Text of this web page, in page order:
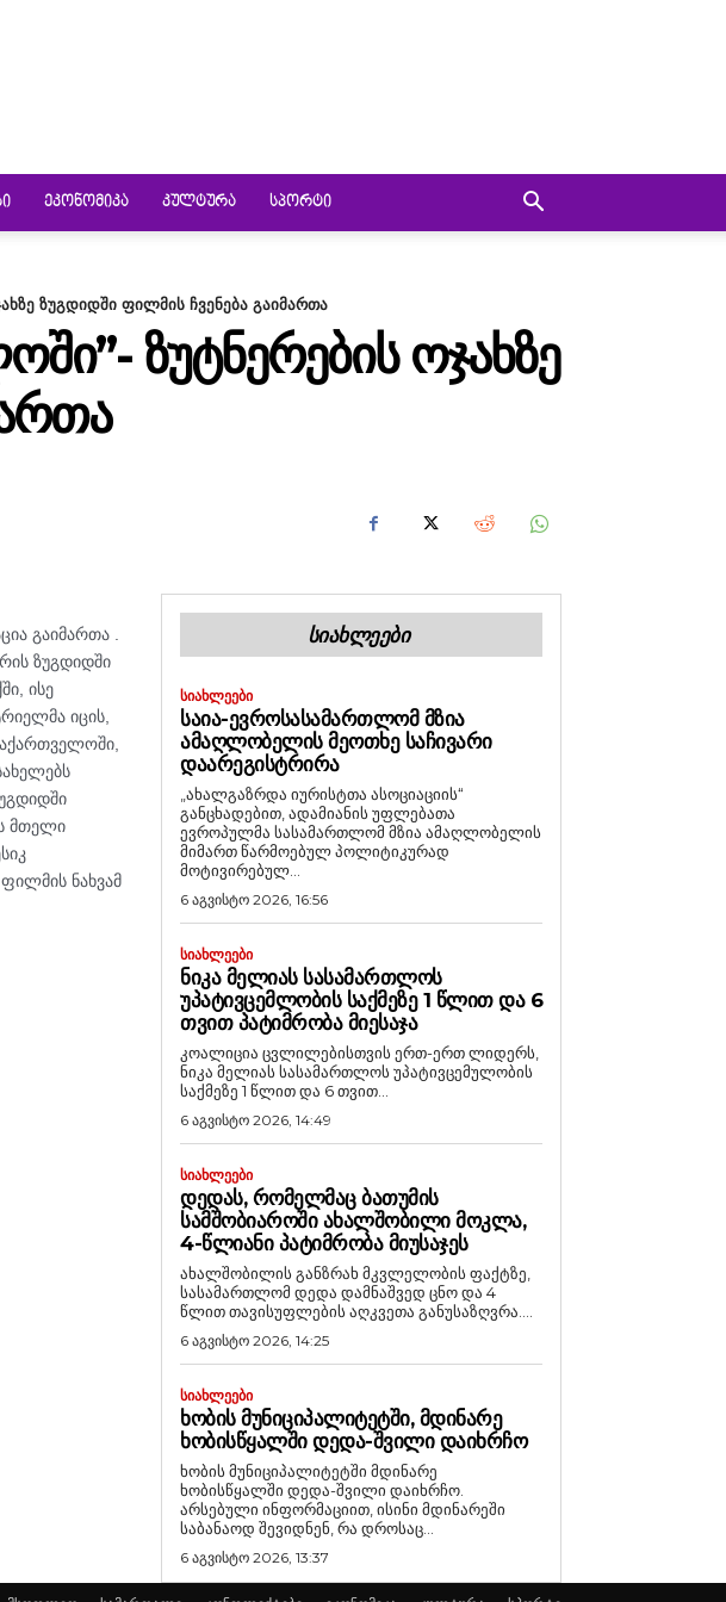
ᲔᲙᲝᲜᲝᲛᲘᲙᲐ ᲙᲣᲚᲢᲣᲠᲐ ᲡᲞᲝᲠᲢᲘ
ზუგდიდში ფილმის ჩვენება გაიმართა
ᲖᲣᲢᲜᲔᲠᲔᲑᲘᲡ ᲝᲯᲐᲮᲖᲔ
გაიმართა .
ზუგდიდში
ისე
იცის,
მთელი
ნახვამ
ᲡᲘᲐᲮᲚᲔᲔᲑᲘ
ᲡᲘᲐᲮᲚᲔᲔᲑᲘ
ᲡᲐᲘᲐ-ᲔᲕᲠᲝᲡᲐᲡᲐᲛᲐᲠᲗᲚᲝᲛ ᲛᲖᲘᲐ
ᲐᲛᲐᲦᲚᲝᲑᲔᲚᲘᲡ ᲛᲔᲝᲗᲮᲔ ᲡᲐᲩᲘᲕᲐᲠᲘ
ᲓᲐᲐᲠᲔᲒᲘᲡᲢᲠᲘᲠᲐ
„ახალგაზრდა იურისტთა ასოციაციის“
განცხადებით, ადამიანის უფლებათა
ევროპულმა სასამართლომ მზია ამაღლობელის
მიმართ წარმოებულ პოლიტიკურად
მოტივირებულ...
6 აგვისტო 2026, 16:56
ᲡᲘᲐᲮᲚᲔᲔᲑᲘ
ᲜᲘᲙᲐ ᲛᲔᲚᲘᲐᲡ ᲡᲐᲡᲐᲛᲐᲠᲗᲚᲝᲡ
ᲣᲞᲐᲢᲘᲕᲪᲔᲛᲚᲝᲑᲘᲡ ᲡᲐᲥᲛᲔᲖᲔ 1 ᲬᲚᲘᲗ ᲓᲐ 6
ᲗᲕᲘᲗ ᲞᲐᲢᲘᲛᲠᲝᲑᲐ ᲛᲘᲔᲡᲐᲯᲐ
კოალიცია ცვლილებისთვის ერთ-ერთ ლიდერს,
ნიკა მელიას სასამართლოს უპატივცემულობის
საქმეზე 1 წლით და 6 თვით...
6 აგვისტო 2026, 14:49
ᲡᲘᲐᲮᲚᲔᲔᲑᲘ
ᲓᲔᲓᲐᲡ, ᲠᲝᲛᲔᲚᲛᲐᲪ ᲑᲐᲗᲣᲛᲘᲡ
ᲡᲐᲛᲨᲝᲑᲘᲐᲠᲝᲨᲘ ᲐᲮᲐᲚᲨᲝᲑᲘᲚᲘ ᲛᲝᲙᲚᲐ,
4-ᲬᲚᲘᲐᲜᲘ ᲞᲐᲢᲘᲛᲠᲝᲑᲐ ᲛᲘᲣᲡᲐᲯᲔᲡ
ახალშობილის განზრახ მკვლელობის ფაქტზე,
სასამართლომ დედა დამნაშვედ ცნო და 4
წლით თავისუფლების აღკვეთა განუსაზღვრა....
6 აგვისტო 2026, 14:25
ᲡᲘᲐᲮᲚᲔᲔᲑᲘ
ᲮᲝᲑᲘᲡ ᲛᲣᲜᲘᲪᲘᲞᲐᲚᲘᲢᲔᲢᲨᲘ, ᲛᲓᲘᲜᲐᲠᲔ
ᲮᲝᲑᲘᲡᲬᲧᲐᲚᲨᲘ ᲓᲔᲓᲐ-ᲨᲕᲘᲚᲘ ᲓᲐᲘᲮᲠᲩᲝ
ხობის მუნიციპალიტეტში მდინარე
ხობისწყალში დედა-შვილი დაიხრჩო.
არსებული ინფორმაციით, ისინი მდინარეში
საბანაოდ შევიდნენ, რა დროსაც...
6 აგვისტო 2026, 13:37